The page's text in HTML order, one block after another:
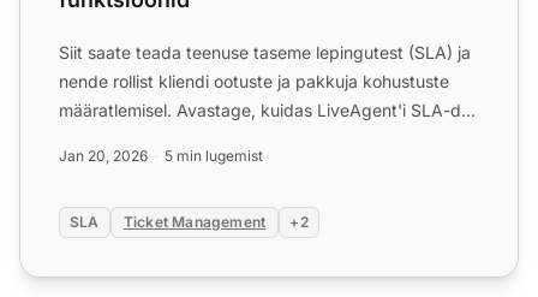
Siit saate teada teenuse taseme lepingutest (SLA) ja
nende rollist kliendi ootuste ja pakkuja kohustuste
määratlemisel. Avastage, kuidas LiveAgent'i SLA-d
Jan 20, 2026 5 min lugemist
SLA Ticket Management +2